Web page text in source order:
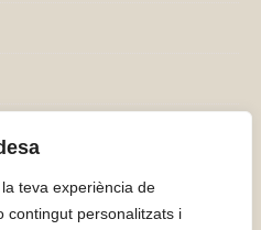
teva experiència de
contingut personalitzats i